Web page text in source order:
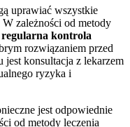
uprawiać wszystkie
zależności od metody
regularna kontrola
rozwiązaniem przed
jest konsultacja z lekarzem
ryzyka i
jest odpowiednie
od metody leczenia